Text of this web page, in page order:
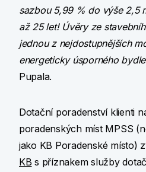
sazbou 5,99 % do výše 2,5
až 25 let! Úvěry ze
jednou z nejdostupnějších
energeticky úsporného
Pupala.
Dotační poradenství klienti
poradenských míst MPSS
jako KB Poradenské místo)
KB s příznakem služby